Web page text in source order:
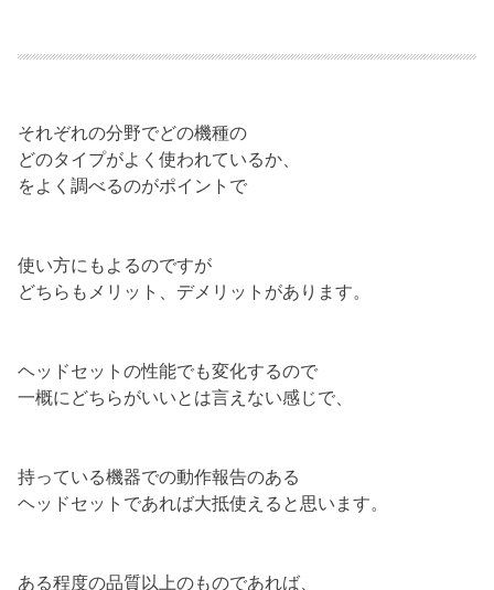
それぞれの分野でどの機種の
どのタイプがよく使われているか、
をよく調べるのがポイントで
使い方にもよるのですが
どちらもメリット、デメリットがあります。
ヘッドセットの性能でも変化するので
一概にどちらがいいとは言えない感じで、
持っている機器での動作報告のある
ヘッドセットであれば大抵使えると思います。
ある程度の品質以上のものであれば、